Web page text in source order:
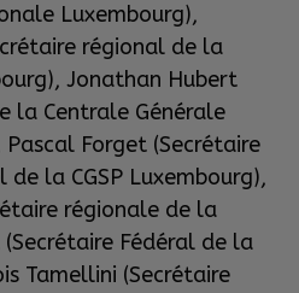
Luxembourg),
régional de la
Jonathan Hubert
la Centrale Générale
Forget (Secrétaire
la CGSP Luxembourg),
régionale de la
Fédéral de la
Tamellini (Secrétaire